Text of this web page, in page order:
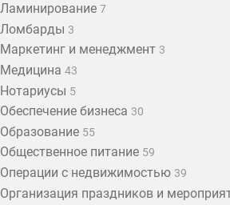
Ламинирование 7
Ломбарды 3
Маркетинг и менеджмент 3
Медицина 43
Нотариусы 5
Обеспечение бизнеса 30
Образование 55
Общественное питание 59
Операции с недвижимостью 39
Организация праздников и